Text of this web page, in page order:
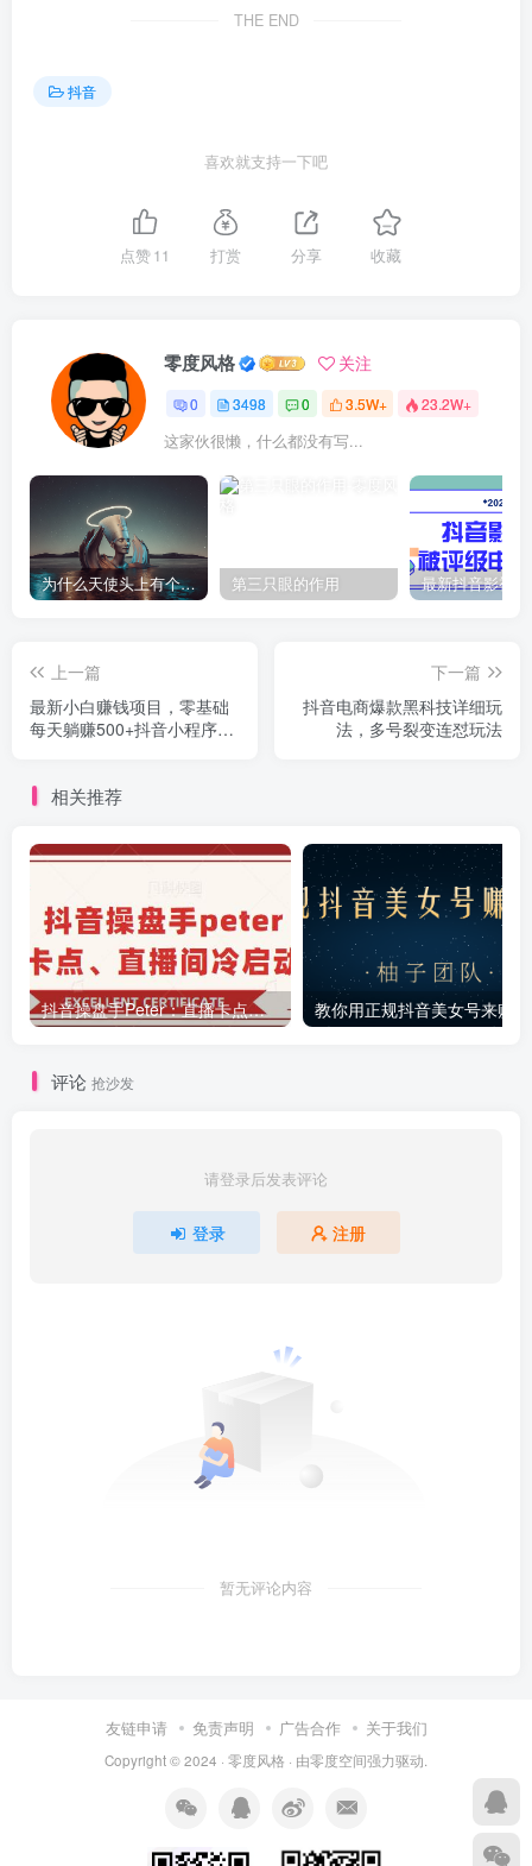
THE END
抖音
喜欢就支持一下吧
点赞11 打赏 分享 收藏
零度风格 关注
0 3498 0 3.5W+ 23.2W+
这家伙很懒，什么都没有写...
为什么天使头上有个圈？ 第三只眼的作用
上一篇
最新小白赚钱项目，零基础
每天躺赚500+抖音小程序实
下一篇
抖音电商爆款黑科技详细玩
法，多号裂变连怼玩法
相关推荐
抖音操盘手Peter：直播卡点、直播间冷启动分享
评论 抢沙发
请登录后发表评论
登录 注册
暂无评论内容
友链申请 免责声明 广告合作 关于我们
Copyright © 2024 · 零度风格 · 由零度空间强力驱动.